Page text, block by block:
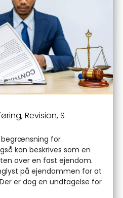
,Revision,S
begrænsning for
kan beskrives som en
over en fast ejendom.
på ejendommen for at
er dog en undtagelse for